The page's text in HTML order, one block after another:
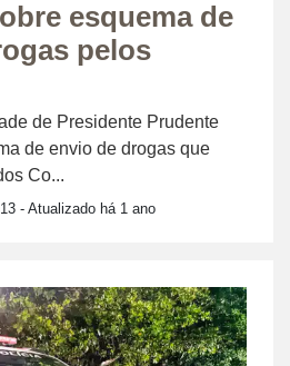
esquema de
pelos
de Presidente Prudente
de envio de drogas que
Co...
- Atualizado há 1 ano